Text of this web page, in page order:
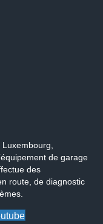
de garage
des
route, de diagnostic